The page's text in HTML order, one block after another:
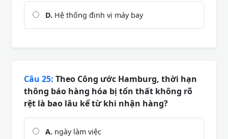
D. Hệ thống định vị máy bay
Câu 25: Theo Công ước Hamburg, thời hạn
thông báo hàng hóa bị tổn thất không rõ
rệt là bao lâu kể từ khi nhận hàng?
A. ngày làm việc